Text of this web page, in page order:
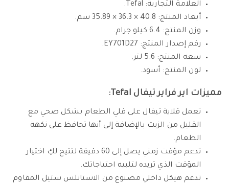
العلامة التجارية: Tefal.
أبعاد المنتج: 40.8 × 36.3 × 35.89 سم.
وزن المنتج: 6.4 كيلو جرام.
رقم إصدار المنتج: ‎EY701D27.
سعه المنتج: 5.6 لتر.
لون المنتج: أسود.
مميزات اير فراير تيفال Tefal:
تعمل قلاية تيفال على قلي الطعام بشكل صحي مع
القليل من الزيت بالإضافة إلى أنها تحافظ على نكهة
الطعام.
تدعم مؤقت زمني يصل إلى 60 دقيقة لتتيح لكِ اختيار
المؤقت الذي تريده لتلبيه احتياجاتك.
تدعم هيكل داخلي مصنوع من الاستانلس ستيل المقاوم